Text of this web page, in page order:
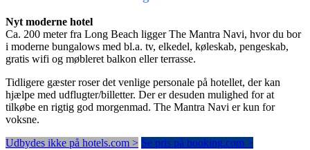
Nyt moderne hotel
Ca. 200 meter fra Long Beach ligger The Mantra Navi, hvor du bor
i moderne bungalows med bl.a. tv, elkedel, køleskab, pengeskab,
gratis wifi og møbleret balkon eller terrasse.
Tidligere gæster roser det venlige personale på hotellet, der kan
hjælpe med udflugter/billetter. Der er desuden mulighed for at
tilkøbe en rigtig god morgenmad. The Mantra Navi er kun for
voksne.
Udbydes ikke på hotels.com > Se pris på booking.com >